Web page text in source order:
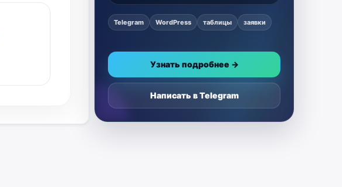
Telegram WordPress таблицы заявки
Узнать подробнее →
Написать в Telegram